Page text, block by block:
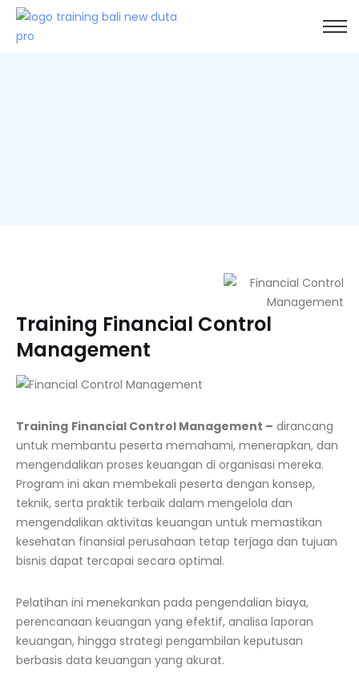
Training Financial Control
Management
Training Financial Control Management – dirancang
untuk membantu peserta memahami, menerapkan, dan
mengendalikan proses keuangan di organisasi mereka.
Program ini akan membekali peserta dengan konsep,
teknik, serta praktik terbaik dalam mengelola dan
mengendalikan aktivitas keuangan untuk memastikan
kesehatan finansial perusahaan tetap terjaga dan tujuan
bisnis dapat tercapai secara optimal.
Pelatihan ini menekankan pada pengendalian biaya,
perencanaan keuangan yang efektif, analisa laporan
keuangan, hingga strategi pengambilan keputusan
berbasis data keuangan yang akurat.